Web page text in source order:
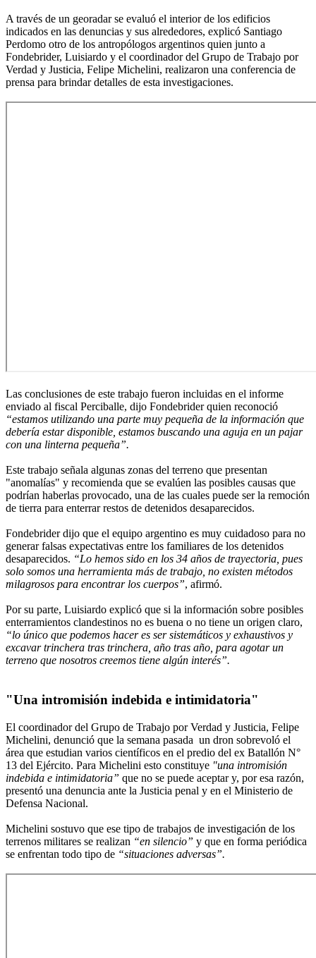
A través de un georadar se evaluó el interior de los edificios
indicados en las denuncias y sus alrededores, explicó Santiago
Perdomo otro de los antropólogos argentinos quien junto a
Fondebrider, Luisiardo y el coordinador del Grupo de Trabajo por
Verdad y Justicia, Felipe Michelini, realizaron una conferencia de
prensa para brindar detalles de esta investigaciones.
Las conclusiones de este trabajo fueron incluidas en el informe
enviado al fiscal Perciballe, dijo Fondebrider quien reconoció
“estamos utilizando una parte muy pequeña de la información que
debería estar disponible, estamos buscando una aguja en un pajar
con una linterna pequeña”.
Este trabajo señala algunas zonas del terreno que presentan
"anomalías" y recomienda que se evalúen las posibles causas que
podrían haberlas provocado, una de las cuales puede ser la remoción
de tierra para enterrar restos de detenidos desaparecidos.
Fondebrider dijo que el equipo argentino es muy cuidadoso para no
generar falsas expectativas entre los familiares de los detenidos
desaparecidos. “Lo hemos sido en los 34 años de trayectoria, pues
solo somos una herramienta más de trabajo, no existen métodos
milagrosos para encontrar los cuerpos”, afirmó.
Por su parte, Luisiardo explicó que si la información sobre posibles
enterramientos clandestinos no es buena o no tiene un origen claro,
“lo único que podemos hacer es ser sistemáticos y exhaustivos y
excavar trinchera tras trinchera, año tras año, para agotar un
terreno que nosotros creemos tiene algún interés”.
"Una intromisión indebida e intimidatoria"
El coordinador del Grupo de Trabajo por Verdad y Justicia, Felipe
Michelini, denunció que la semana pasada un dron sobrevoló el
área que estudian varios científicos en el predio del ex Batallón N°
13 del Ejército. Para Michelini esto constituye "una intromisión
indebida e intimidatoria” que no se puede aceptar y, por esa razón,
presentó una denuncia ante la Justicia penal y en el Ministerio de
Defensa Nacional.
Michelini sostuvo que ese tipo de trabajos de investigación de los
terrenos militares se realizan “en silencio” y que en forma periódica
se enfrentan todo tipo de “situaciones adversas”.